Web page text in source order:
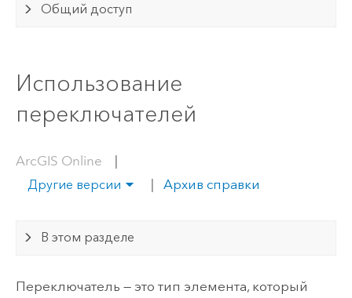
Общий доступ
Использование
переключателей
ArcGIS Online |
Другие версии | Архив справки
В этом разделе
Переключатель — это тип элемента, который